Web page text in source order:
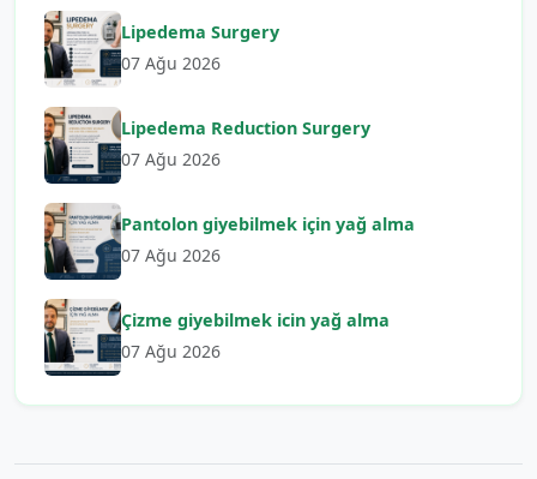
Lipedema Surgery
07 Ağu 2026
Lipedema Reduction Surgery
07 Ağu 2026
Pantolon giyebilmek için yağ alma
07 Ağu 2026
Çizme giyebilmek icin yağ alma
07 Ağu 2026